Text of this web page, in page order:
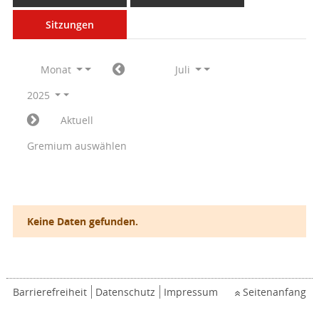
Sitzungen
Monat
Juli
2025
Aktuell
Gremium auswählen
Keine Daten gefunden.
Barrierefreiheit Datenschutz Impressum Seitenanfang